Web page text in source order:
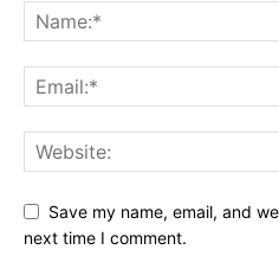
Save my name, email, and
next time I comment.